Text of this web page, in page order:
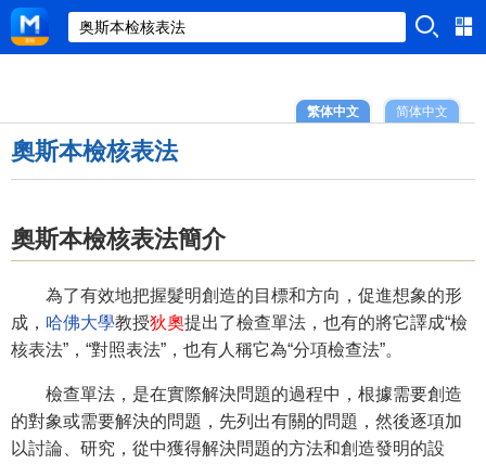
简体中文
繁体中文
奧斯本檢核表法
奧斯本檢核表法簡介
為了有效地把握髮明創造的目標和方向，促進想象的形
成， 哈佛大學教授狄奧提出了檢查單法，也有的將它譯成“檢
核表法”，“對照表法”，也有人稱它為“分項檢查法”。
檢查單法，是在實際解決問題的過程中，根據需要創造
的對象或需要解決的問題，先列出有關的問題，然後逐項加
以討論、研究，從中獲得解決問題的方法和創造發明的設